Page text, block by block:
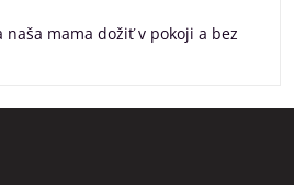
naša mama dožiť v pokoji a bez